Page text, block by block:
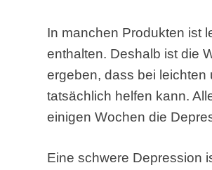
In manchen Produkten ist
enthalten. Deshalb ist die
ergeben, dass bei
tatsächlich helfen kann.
einigen Wochen die
Eine schwere Depression